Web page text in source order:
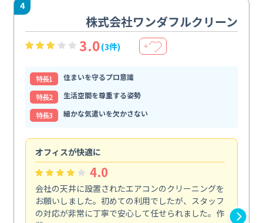
4
株式会社ワンダフルクリーン
3.0(3件) ＋
特⻑1
住まいを守るプロ意識
特⻑2
生活空間を尊重する姿勢
特⻑3
細かな気遣いを欠かさない
オフィスが快適に
4.0
会社の天井に設置されたエアコンのクリーニングを
お願いしました。初めての利用でしたが、スタッフ
の対応が非常に丁寧で安心して任せられました。作